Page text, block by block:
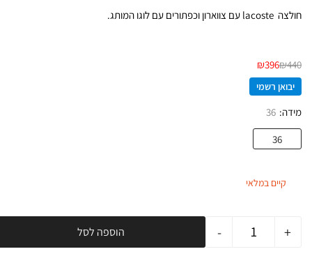
חולצה lacoste עם צווארון וכפתורים עם לוגו המותג.
₪440
₪396
יבואן רשמי
מידה 36
36
קיים במלאי
- + הוספה לסל